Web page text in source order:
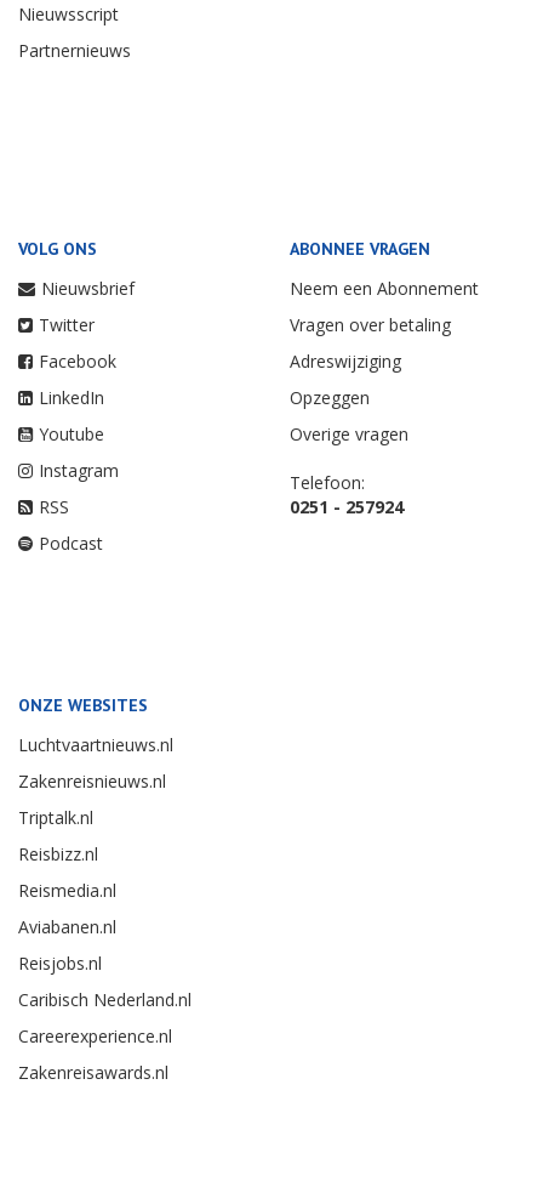
Nieuwsscript
Partnernieuws
VOLG ONS
Nieuwsbrief
Twitter
Facebook
LinkedIn
Youtube
Instagram
RSS
Podcast
ABONNEE VRAGEN
Neem een Abonnement
Vragen over betaling
Adreswijziging
Opzeggen
Overige vragen
Telefoon:
0251 - 257924
ONZE WEBSITES
Luchtvaartnieuws.nl
Zakenreisnieuws.nl
Triptalk.nl
Reisbizz.nl
Reismedia.nl
Aviabanen.nl
Reisjobs.nl
Caribisch Nederland.nl
Careerexperience.nl
Zakenreisawards.nl